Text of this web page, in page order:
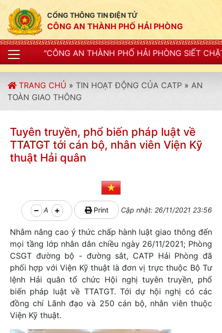
CỔNG THÔNG TIN ĐIỆN TỬ
CÔNG AN THÀNH PHỐ HẢI PHÒNG
AN THÀNH PHỐ HẢI PHÒNG SIẾT CHẶT KỶ LUẬT, KỶ
TRANG CHỦ » TIN HOẠT ĐỘNG CỦA CATP » AN
TOÀN GIAO THÔNG
Tuyên truyền, phổ biến pháp luật về
TTATGT tới cán bộ, nhân viên Viện Kỹ
thuật Hải quân
A Print Cập nhật: 26/11/2021 23:56
Nhằm nâng cao ý thức chấp hành luật giao thông đến
mọi tầng lớp nhân dân chiều ngày 26/11/2021; Phòng
CSGT đường bộ - đường sắt, CATP Hải Phòng đã
phối hợp với Viện Kỹ thuật là đơn vị trực thuộc Bộ Tư
lệnh Hải quân tổ chức Hội nghị tuyên truyền, phổ
biến pháp luật về TTATGT. Tới dự hội nghị có các
đồng chí Lãnh đạo và 250 cán bộ, nhân viên thuộc
Viện Kỹ thuật.